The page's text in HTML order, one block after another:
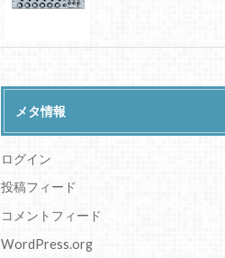
メタ情報
ログイン
投稿フィード
コメントフィード
WordPress.org